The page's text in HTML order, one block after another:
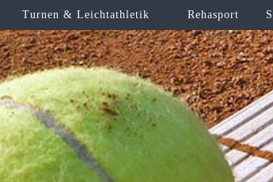
Turnen & Leichtathletik Rehasport